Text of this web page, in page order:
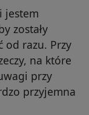
jestem
zostały
od razu. Przy
na które
przy
przyjemna